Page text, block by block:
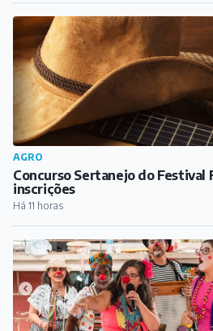
AGRO
Concurso Sertanejo do Festival
inscrições
Há 11 horas